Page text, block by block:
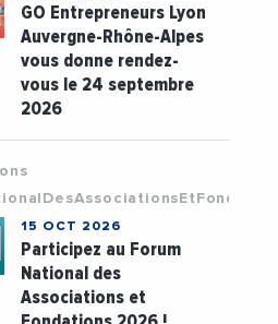
GO Entrepreneurs Lyon
Auvergne-Rhône-Alpes
vous donne rendez-
vous le 24 septembre
2026
15 OCT 2026
Participez au Forum
National des
Associations et